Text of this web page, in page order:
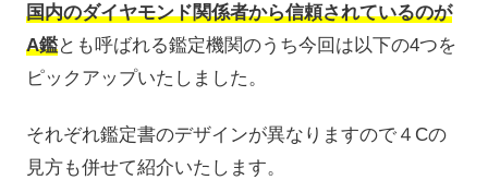
国内のダイヤモンド関係者から信頼されているのが
A鑑とも呼ばれる鑑定機関のうち今回は以下の4つを
ピックアップいたしました。
それぞれ鑑定書のデザインが異なりますので４Cの
見方も併せて紹介いたします。